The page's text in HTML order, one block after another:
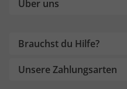
Über uns
Brauchst du Hilfe?
Unsere Zahlungsarten